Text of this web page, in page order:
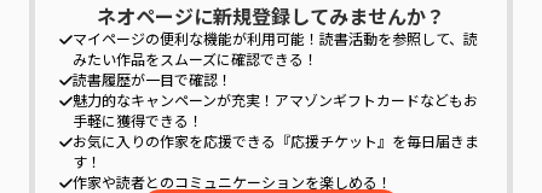
ネオページに新規登録してみませんか？
マイページの便利な機能が利用可能！ 読書活動を参照して、読
みたい作品をスムーズに確認できる！
読書履歴が一目で確認！
魅力的なキャンペーンが充実！ アマゾンギフトカードなどもお
手軽に獲得できる！
お気に入りの作家を応援できる『応援チケット』を毎日届きま
す！
作家や読者とのコミュニケーションを楽しめる！